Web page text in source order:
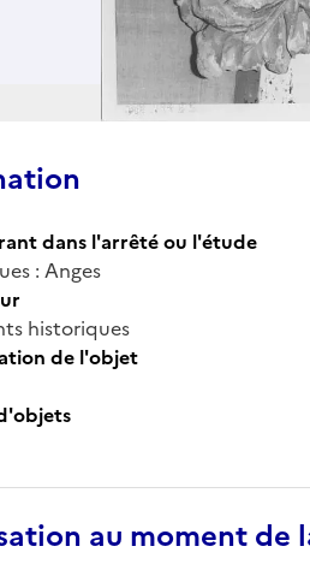
dans l'arrêté ou l'étude
: Anges
historiques
de l'objet
au moment